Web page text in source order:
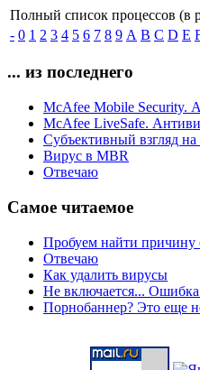
Полный список процессов (в
- 0 1 2 3 4 5 6 7 8 9 A B C D E
... из последнего
McAfee Mobile Security.
McAfee LiveSafe.
Субъективный взгляд
Вирус в MBR
Отвечаю
Самое читаемое
Пробуем найти причину
Отвечаю
Как удалить вирусы
Не включается...
Порнобаннер? Это еще